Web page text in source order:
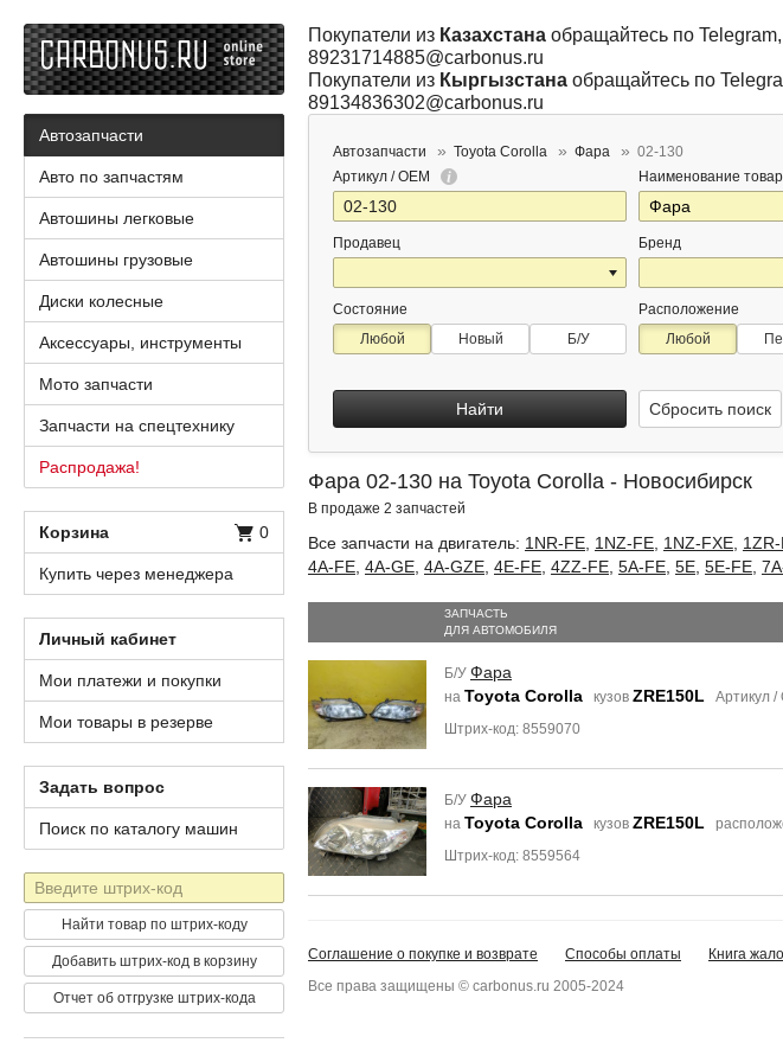
Покупатели из Казахстана обращайтесь по
89231714885@carbonus.ru
Покупатели из Кыргызстана обращайтесь по
89134836302@carbonus.ru
Автозапчасти Toyota Corolla Фара
02-130
Артикул / OEM
Продавец
Наименование
Бренд
Состояние
Любой
Новый Б/У
Расположение
Любой
Найти Сбросить поиск
Фара 02-130 на Toyota Corolla - Новосибирск
В продаже 2 запчастей
Все запчасти на двигатель: 1NR-FE 1NZ-FE 1NZ-FXE
4A-FE 4A-GE 4A-GZE 4E-FE 4ZZ-FE 5A-FE 5E 5E-FE
ЗАПЧАСТЬ
ДЛЯ АВТОМОБИЛЯ
Б/У Фара
на Toyota Corolla кузов ZRE150L Артикул /
Штрих-код: 8559070
Б/У Фара
на Toyota Corolla кузов ZRE150L
Штрих-код: 8559564
Автозапчасти
Авто по запчастям
Автошины легковые
Автошины грузовые
Диски колесные
Аксессуары, инструменты
Мото запчасти
Запчасти на спецтехнику
Распродажа!
Корзина 0
Купить через менеджера
Личный кабинет
Мои платежи и покупки
Мои товары в резерве
Задать вопрос
Поиск по каталогу машин
Штрих-
код
Найти товар по штрих-коду
Добавить штрих-код в корзину
Отчет об отгрузке штрих-кода
Соглашение о покупке и возврате Способы оплаты Книга
Все права защищены © carbonus.ru 2005-2024